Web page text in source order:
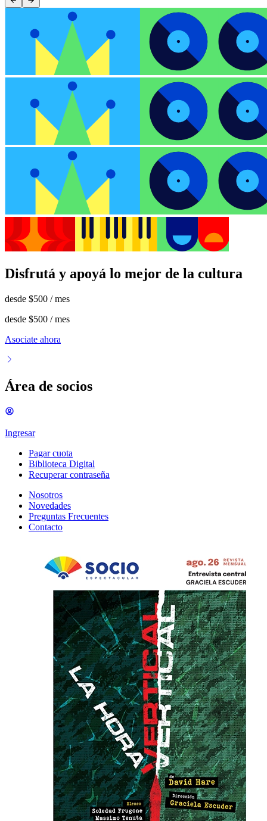
Disfrutá y apoyá lo mejor de la cultura
desde $500 / mes
desde $500 / mes
Asociate ahora
Área de socios
Ingresar
Pagar cuota
Biblioteca Digital
Recuperar contraseña
Nosotros
Novedades
Preguntas Frecuentes
Contacto